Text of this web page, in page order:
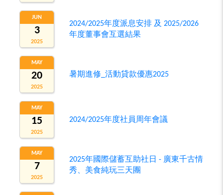
JUN
3
2025
2024/2025年度派息安排 及 2025/2026
年度董事會互選結果
MAY
20
2025
暑期進修_活動貸款優惠2025
MAY
15
2025
2024/2025年度社員周年會議
MAY
7
2025
2025年國際儲蓄互助社日 - 廣東千古情
秀、美食純玩三天團